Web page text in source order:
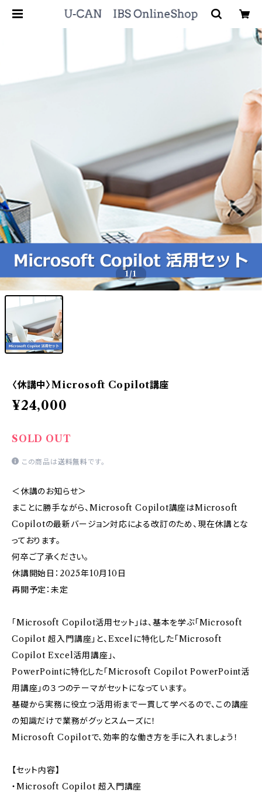
1/1
〈休講中〉Microsoft Copilot講座
¥24,000
SOLD OUT
この商品は送料無料です。
＜休講のお知らせ＞
まことに勝手ながら、Microsoft Copilot講座はMicrosoft
Copilotの最新バージョン対応による改訂のため、現在休講とな
っております。
何卒ご了承ください。
休講開始日：2025年10月10日
再開予定：未定
「Microsoft Copilot活用セット」は、基本を学ぶ「Microsoft
Copilot 超入門講座」と、Excelに特化した「Microsoft
Copilot Excel活用講座」、
PowerPointに特化した「Microsoft Copilot PowerPoint活
用講座」の３つのテーマがセットになっています。
基礎から実務に役立つ活用術まで一貫して学べるので、この講座
の知識だけで業務がグッとスムーズに！
Microsoft Copilotで、効率的な働き方を手に入れましょう！
【セット内容】
・Microsoft Copilot 超入門講座